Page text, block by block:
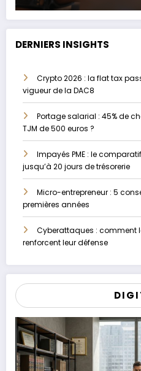
DERNIERS INSIGHTS
Crypto 2026 : la flat tax
vigueur de la DAC8
Portage salarial : 45% de
TJM de 500 euros ?
Impayés PME : le
jusqu’à 20 jours de trésorerie
Micro-entrepreneur : 5
premières années
Cyberattaques : comment
renforcent leur défense